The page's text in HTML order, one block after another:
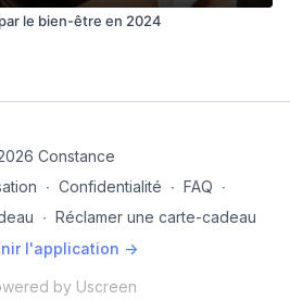
le bien-être en 2024
Constance
∙ Confidentialité ∙ FAQ ∙
∙ Réclamer une carte-cadeau
l'application ->
by Uscreen